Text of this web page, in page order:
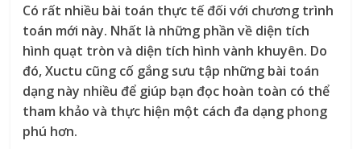
Có rất nhiều bài toán thực tế đối với chương trình
toán mới này. Nhất là những phần về diện tích
hình quạt tròn và diện tích hình vành khuyên. Do
đó, Xuctu cũng cố gắng sưu tập những bài toán
dạng này nhiều để giúp bạn đọc hoàn toàn có thể
tham khảo và thực hiện một cách đa dạng phong
phú hơn.